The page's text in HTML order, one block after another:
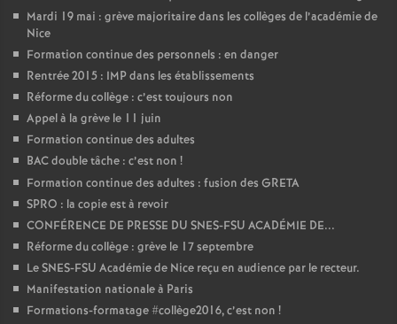
Mardi 19 mai : grève majoritaire dans les collèges de l’académie de
Nice
Formation continue des personnels : en danger
Rentrée 2015 : IMP dans les établissements
Réforme du collège : c’est toujours non
Appel à la grève le 11 juin
Formation continue des adultes
BAC double tâche : c’est non !
Formation continue des adultes : fusion des GRETA
SPRO : la copie est à revoir
CONFÉRENCE DE PRESSE DU SNES-FSU ACADÉMIE DE...
Réforme du collège : grève le 17 septembre
Le SNES-FSU Académie de Nice reçu en audience par le recteur.
Manifestation nationale à Paris
Formations-formatage #collège2016, c’est non !